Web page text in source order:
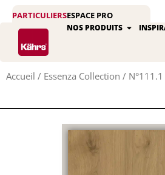
PARTICULIERSESPACE PRO
NOS PRODUITS Ouvrir
Accueil / Essenza Collection / N°111.1